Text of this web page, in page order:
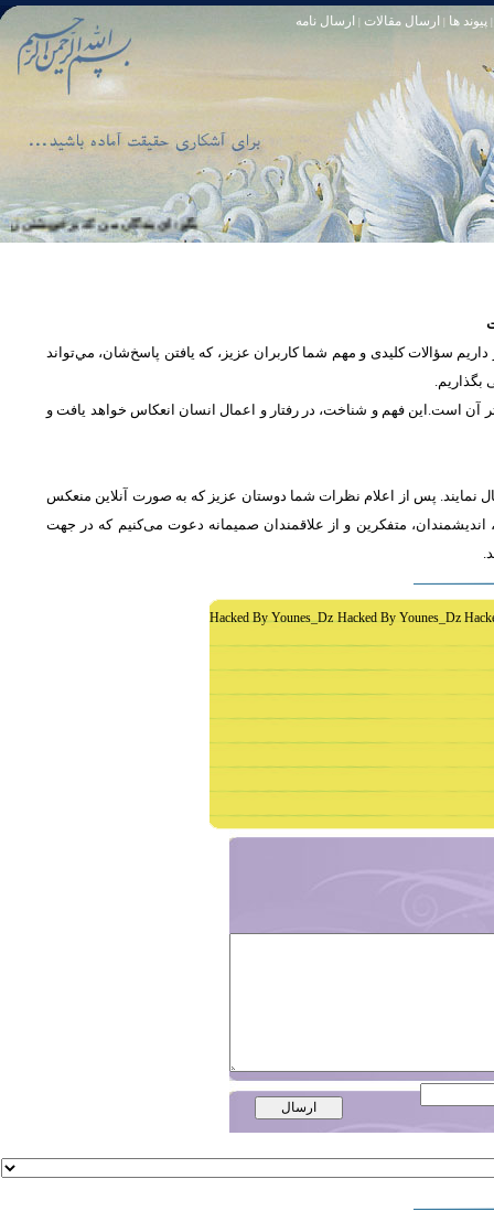
پیوند ها ارسال مقالات ارسال نامه
بگو: اى بندگان من كه بر خويشتن زياده‏تا [مبادا] كسى بگويد: افسوس بر آنچه در كار خدا كوتاهى كردم! و حقّا كه من از ريشخند كنندگان بودم. سوره زمر 56
سؤالات کلیدی و مهم شما كاربران عزیز، که یافتن پاسخ‌‌شان، مي‌تواند
بگذاریم.
آن است.این فهم و شناخت، در رفتار و اعمال انسان انعكاس خواهد يافت و
پس از اعلام نظرات شما دوستان عزیز که به صورت آنلاین منعکس
متفکرین و از علاقمندان صمیمانه دعوت می‌کنیم که در جهت
Hacked By Younes_Dz Hacked By Younes_Dz